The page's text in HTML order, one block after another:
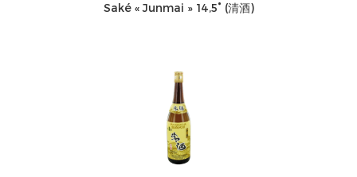
Saké « Junmai » 14,5° (清酒)